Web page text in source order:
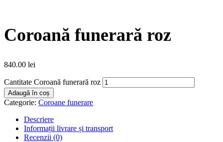
Coroană funerară roz
840.00 lei
Cantitate Coroană funerară roz
Adaugă în coș
Categorie: Coroane funerare
Descriere
Informații livrare și transport
Recenzii (0)